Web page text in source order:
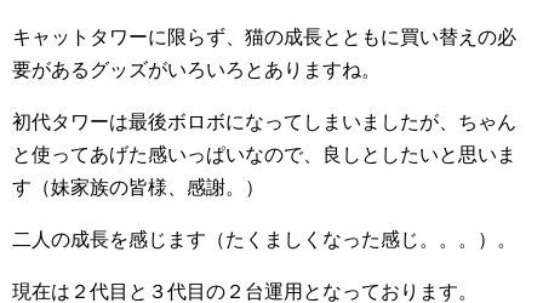
キャットタワーに限らず、猫の成長とともに買い替えの必
要があるグッズがいろいろとありますね。
初代タワーは最後ボロボになってしまいましたが、ちゃん
と使ってあげた感いっぱいなので、良しとしたいと思いま
す（妹家族の皆様、感謝。）
二人の成長を感じます（たくましくなった感じ。。。）。
現在は２代目と３代目の２台運用となっております。